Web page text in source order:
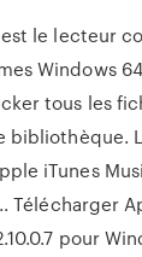
le lecteur
Windows
tous les
bibliothèque.
iTunes
Télécharger
pour